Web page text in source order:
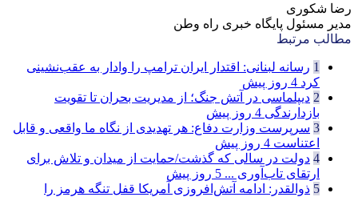
رضا شکوری
مدیر مسئول پایگاه خبری راه وطن
مطالب مرتبط
1 رسانه لبنانی: اقتدار ایران ترامپ را وادار به عقب‌نشینی
کرد 4 روز پیش
2 دیپلماسی در آتش جنگ؛ از مدیریت بحران تا تقویت
بازدارندگی 4 روز پیش
3 سرپرست وزارت دفاع: هر تهدیدی از نگاه ما واقعی و قابل
اعتناست 4 روز پیش
4 دولت در سالی که گذشت/حمایت از میدان و تلاش برای
ارتقای تاب‌آوری ... 5 روز پیش
5 ذوالقدر: ادامه آتش‌افروزی آمریکا قفل تنگه هرمز را